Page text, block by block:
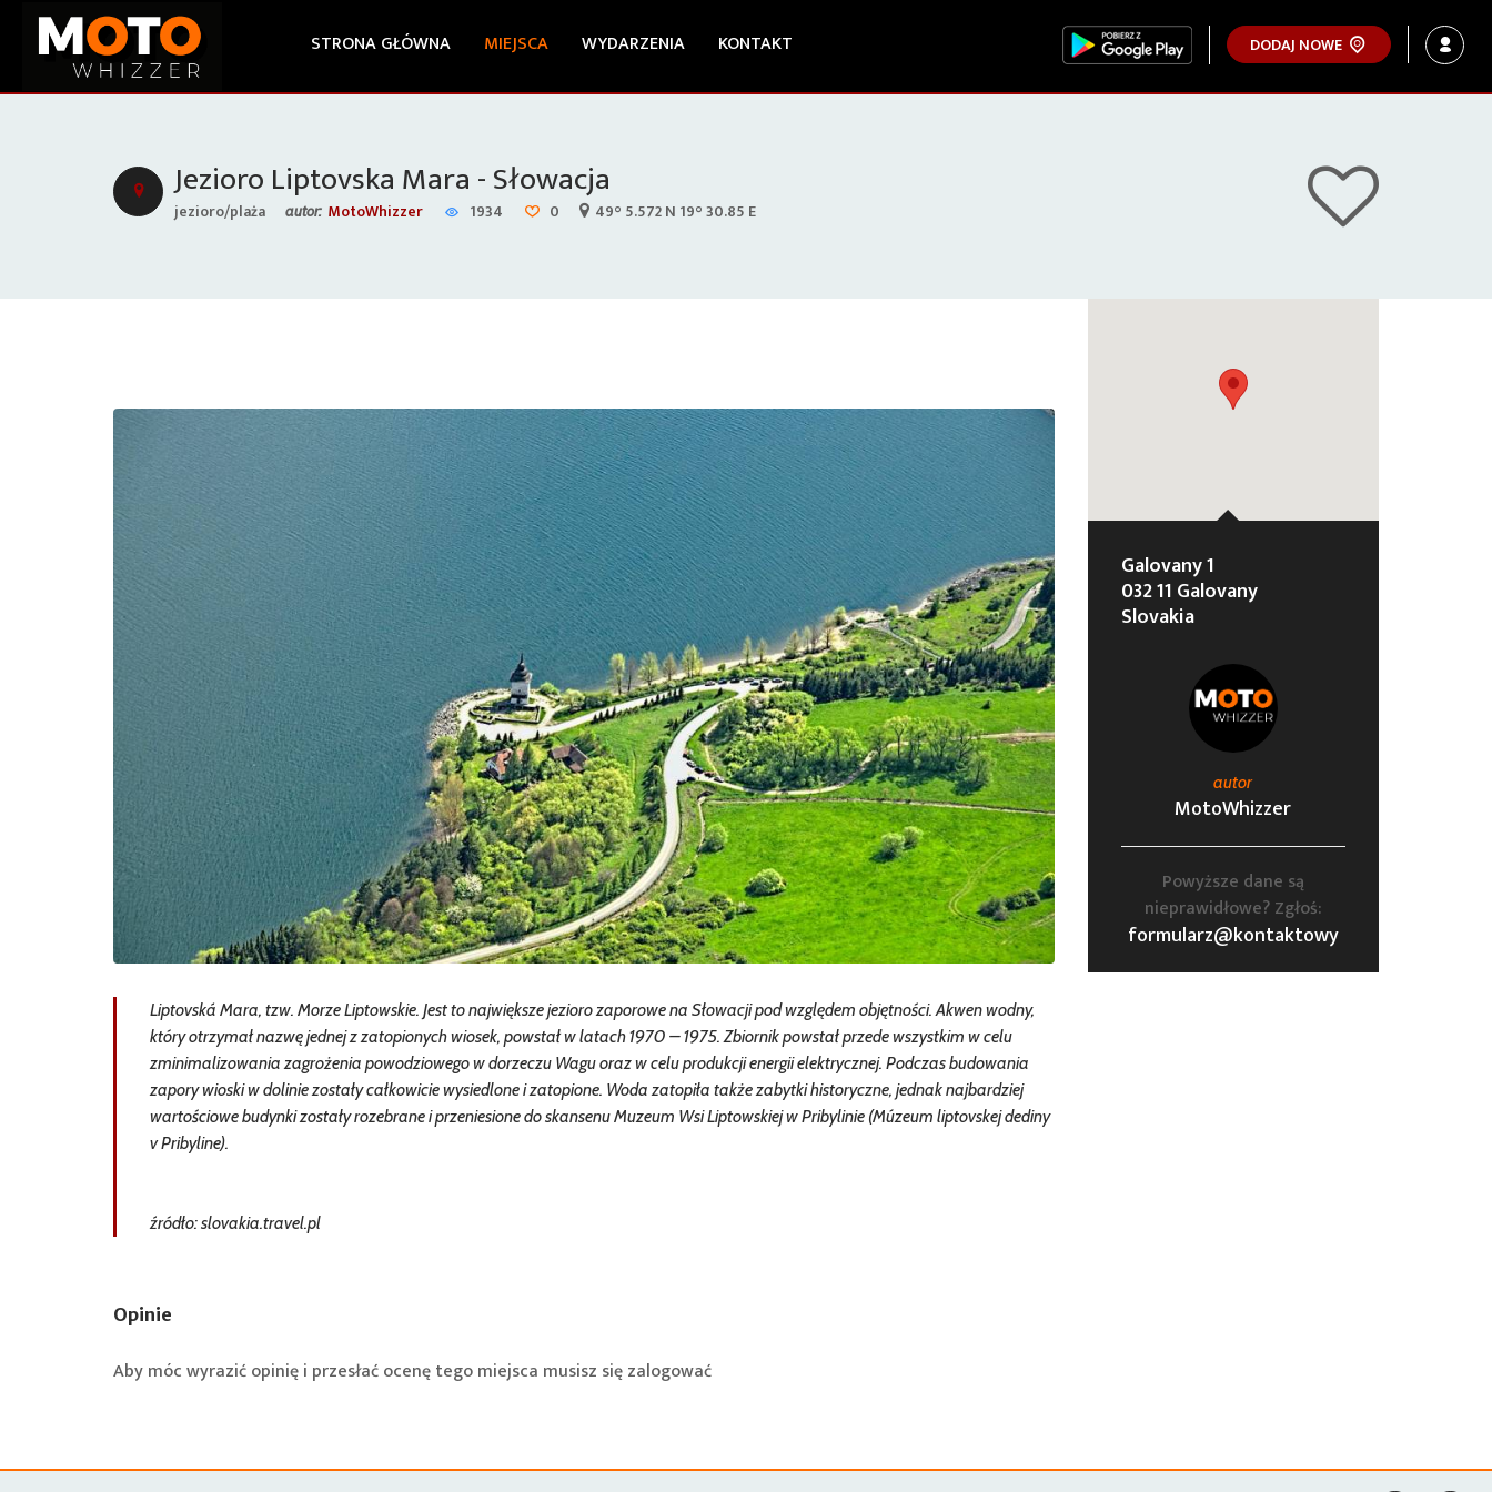
STRONA GŁÓWNA MIEJSCA WYDARZENIA KONTAKT DODAJ NOWE
Jezioro Liptovska Mara - Słowacja
jezioro/plaża autor: MotoWhizzer 1934 0 49° 5.572 N 19° 30.85 E
Liptovská Mara, tzw. Morze Liptowskie. Jest to największe jezioro zaporowe na Słowacji pod względem objętności. Akwen wodny,
który otrzymał nazwę jednej z zatopionych wiosek, powstał w latach 1970 – 1975. Zbiornik powstał przede wszystkim w celu
zminimalizowania zagrożenia powodziowego w dorzeczu Wagu oraz w celu produkcji energii elektrycznej. Podczas budowania
zapory wioski w dolinie zostały całkowicie wysiedlone i zatopione. Woda zatopiła także zabytki historyczne, jednak najbardziej
wartościowe budynki zostały rozebrane i przeniesione do skansenu Muzeum Wsi Liptowskiej w Pribylinie (Múzeum liptovskej dediny
v Pribyline).
źródło: slovakia.travel.pl
Opinie
Aby móc wyrazić opinię i przesłać ocenę tego miejsca musisz sięzalogować
Galovany 1
032 11 Galovany
Slovakia
autor
MotoWhizzer
Powyższe dane są
nieprawidłowe? Zgłoś:
formularz@kontaktowy